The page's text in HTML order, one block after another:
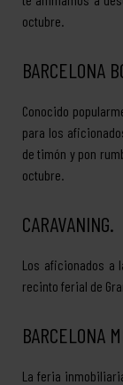
octubre.
BARCELONA
Conocido
para los
de timón y pon
octubre.
CARAVANING.
Los aficionados a
recinto ferial de
BARCELONA
La feria